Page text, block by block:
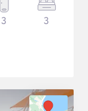
3 3